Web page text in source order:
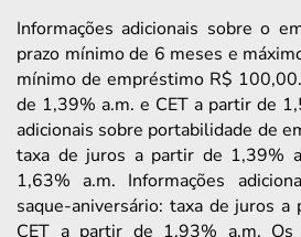
Informações adicionais sobre o
prazo mínimo de 6 meses e
mínimo de empréstimo R$
de 1,39% a.m. e CET a partir de
adicionais sobre portabilidade de
taxa de juros a partir de 1,39%
1,63% a.m. Informações
saque-aniversário: taxa de juros
CET a partir de 1,93% a.m. Os